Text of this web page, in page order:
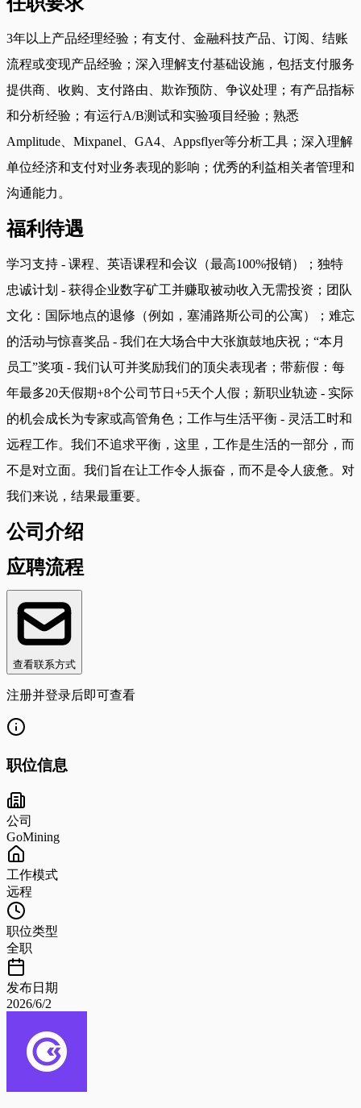
3年以上产品经理经验；有支付、金融科技产品、订阅、结账
流程或变现产品经验；深入理解支付基础设施，包括支付服务
提供商、收购、支付路由、欺诈预防、争议处理；有产品指标
和分析经验；有运行A/B测试和实验项目经验；熟悉
Amplitude、Mixpanel、GA4、Appsflyer等分析工具；深入理解
单位经济和支付对业务表现的影响；优秀的利益相关者管理和
沟通能力。
福利待遇
学习支持 - 课程、英语课程和会议（最高100%报销）；独特
忠诚计划 - 获得企业数字矿工并赚取被动收入无需投资；团队
文化：国际地点的退修（例如，塞浦路斯公司的公寓）；难忘
的活动与惊喜奖品 - 我们在大场合中大张旗鼓地庆祝；“本月
员工”奖项 - 我们认可并奖励我们的顶尖表现者；带薪假：每
年最多20天假期+8个公司节日+5天个人假；新职业轨迹 - 实际
的机会成长为专家或高管角色；工作与生活平衡 - 灵活工时和
远程工作。我们不追求平衡，这里，工作是生活的一部分，而
不是对立面。我们旨在让工作令人振奋，而不是令人疲惫。对
我们来说，结果最重要。
公司介绍
应聘流程
查看联系方式
注册并登录后即可查看
职位信息
公司
GoMining
工作模式
远程
职位类型
全职
发布日期
2026/6/2